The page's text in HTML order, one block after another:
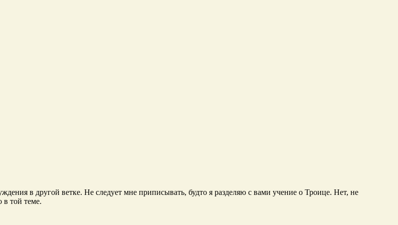
в другой ветке. Не следует мне приписывать, будто я разделяю с вами учение о Троице. Нет, не
в той теме.